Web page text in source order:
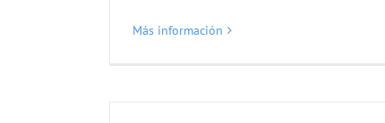
Más información